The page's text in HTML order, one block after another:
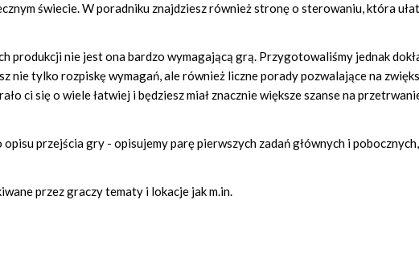
świecie. W poradniku znajdziesz również stronę o sterowaniu, która
produkcji nie jest ona bardzo wymagającą grą. Przygotowaliśmy jednak
nie tylko rozpiskę wymagań, ale również liczne porady pozwalające na
ci się o wiele łatwiej i będziesz miał znacznie większe szanse na
przejścia gry - opisujemy parę pierwszych zadań głównych i
przez graczy tematy i lokacje jak m.in.